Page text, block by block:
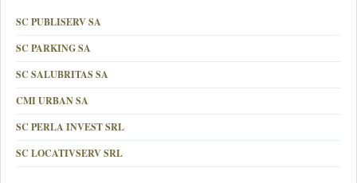
SC PUBLISERV SA
SC PARKING SA
SC SALUBRITAS SA
CMI URBAN SA
SC PERLA INVEST SRL
SC LOCATIVSERV SRL